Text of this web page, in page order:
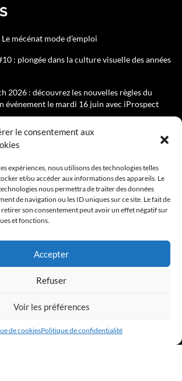
le consentement aux
expériences, nous utilisons des technologies telles
et/ou accéder aux informations des appareils. Le
nous permettra de traiter des données
de navigation ou les ID uniques sur ce site. Le fait de
retirer son consentement peut avoir un effet négatif sur
et fonctions.
Accepter
Refuser
Voir les préférences
de cookiesPolitique de confidentialité
mécénat mode d’emploi
: plongée dans la culture visuelle des années
2026 : découvrez les nouvelles règles du
événement le mardi 16 juin avec iProspect
- 10 SEPTEMBRE 2026